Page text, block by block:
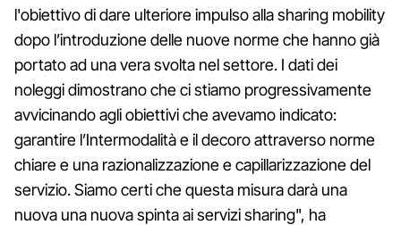
l'obiettivo di dare ulteriore impulso alla sharing mobility
dopo l’introduzione delle nuove norme che hanno già
portato ad una vera svolta nel settore. I dati dei
noleggi dimostrano che ci stiamo progressivamente
avvicinando agli obiettivi che avevamo indicato:
garantire l’Intermodalità e il decoro attraverso norme
chiare e una razionalizzazione e capillarizzazione del
servizio. Siamo certi che questa misura darà una
nuova una nuova spinta ai servizi sharing", ha